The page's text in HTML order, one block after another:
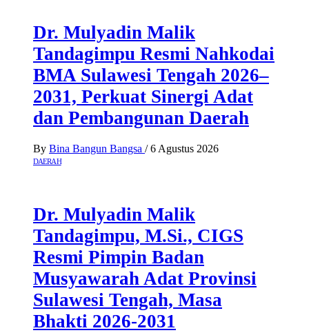
Dr. Mulyadin Malik
Tandagimpu Resmi Nahkodai
BMA Sulawesi Tengah 2026–
2031, Perkuat Sinergi Adat
dan Pembangunan Daerah
By Bina Bangun Bangsa / 6 Agustus 2026
DAERAH
Dr. Mulyadin Malik
Tandagimpu, M.Si., CIGS
Resmi Pimpin Badan
Musyawarah Adat Provinsi
Sulawesi Tengah, Masa
Bhakti 2026-2031